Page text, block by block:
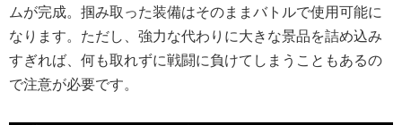
ムが完成。掴み取った装備はそのままバトルで使用可能に
なります。ただし、強力な代わりに大きな景品を詰め込み
すぎれば、何も取れずに戦闘に負けてしまうこともあるの
で注意が必要です。